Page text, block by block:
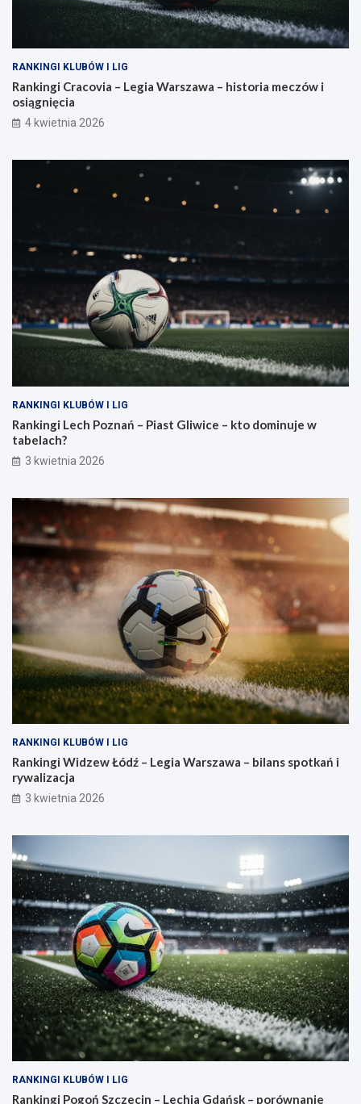
RANKINGI KLUBÓW I LIG
Rankingi Cracovia – Legia Warszawa – historia meczów i
osiągnięcia
4 kwietnia 2026
RANKINGI KLUBÓW I LIG
Rankingi Lech Poznań – Piast Gliwice – kto dominuje w
tabelach?
3 kwietnia 2026
RANKINGI KLUBÓW I LIG
Rankingi Widzew Łódź – Legia Warszawa – bilans spotkań i
rywalizacja
3 kwietnia 2026
RANKINGI KLUBÓW I LIG
Rankingi Pogoń Szczecin – Lechia Gdańsk – porównanie